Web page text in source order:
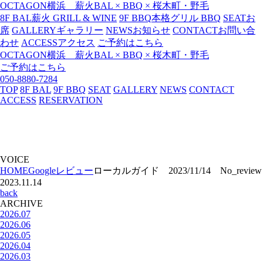
OCTAGON横浜 薪火BAL × BBQ × 桜木町・野毛
8F BAL薪火 GRILL & WINE 9F BBQ本格グリル BBQ SEATお
席 GALLERYギャラリー NEWSお知らせ CONTACTお問い合
わせ ACCESSアクセス ご予約はこちら
OCTAGON横浜 薪火BAL × BBQ × 桜木町・野毛
ご予約はこちら
050-8880-7284
TOP 8F BAL 9F BBQ SEAT GALLERY NEWS CONTACT
ACCESS RESERVATION
VOICE
HOMEGoogleレビュー ローカルガイド 2023/11/14 No_review
2023.11.14
back
ARCHIVE
2026.07
2026.06
2026.05
2026.04
2026.03